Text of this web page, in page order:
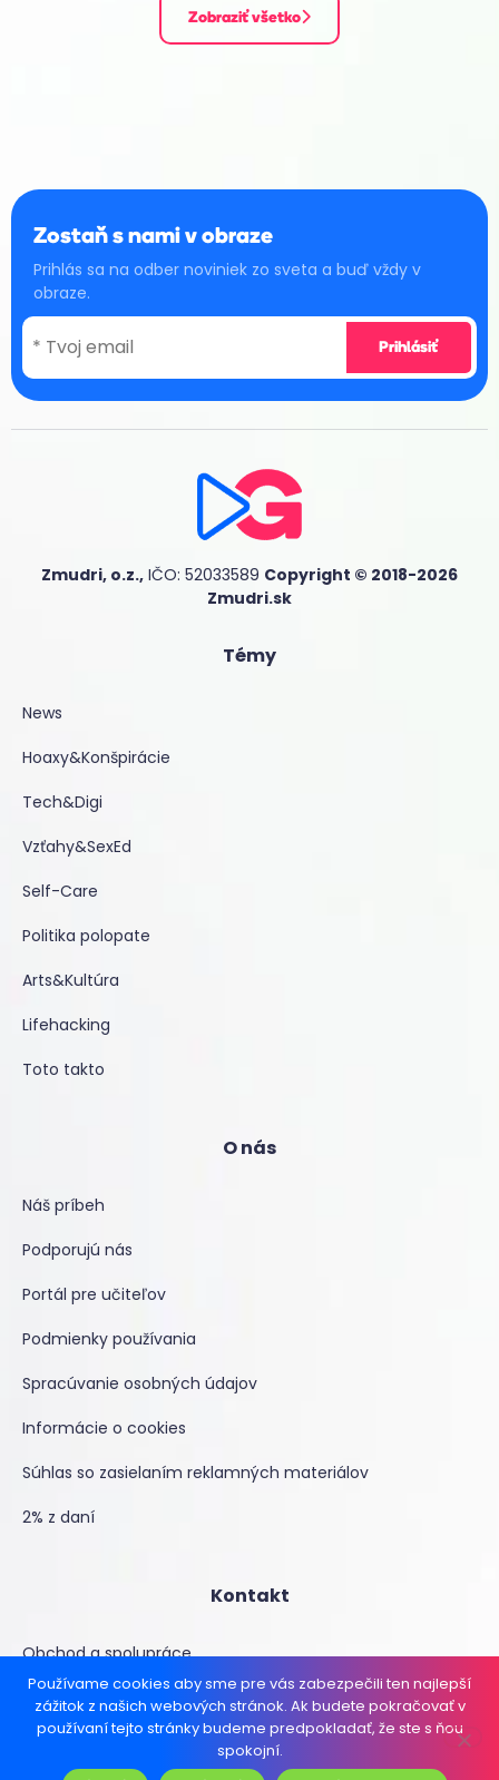
Zobraziť všetko
Zostaň s nami v obraze
Prihlás sa na odber noviniek zo sveta a buď vždy v
obraze.
Zmudri, o.z., IČO: 52033589 Copyright © 2018-2026
Zmudri.sk
Témy
News
Hoaxy&Konšpirácie
Tech&Digi
Vzťahy&SexEd
Self-Care
Politika polopate
Arts&Kultúra
Lifehacking
Toto takto
O nás
Náš príbeh
Podporujú nás
Portál pre učiteľov
Podmienky používania
Spracúvanie osobných údajov
Informácie o cookies
Súhlas so zasielaním reklamných materiálov
2% z daní
Kontakt
Obchod a spolupráce
Máš tip na tému?
Používame cookies aby sme pre vás zabezpečili ten najlepší
zážitok z našich webových stránok. Ak budete pokračovať v
používaní tejto stránky budeme predpokladať, že ste s ňou
spokojní.